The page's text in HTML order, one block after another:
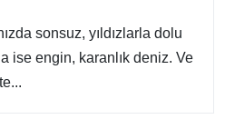
sonsuz, yıldızlarla dolu
ise engin, karanlık deniz. Ve